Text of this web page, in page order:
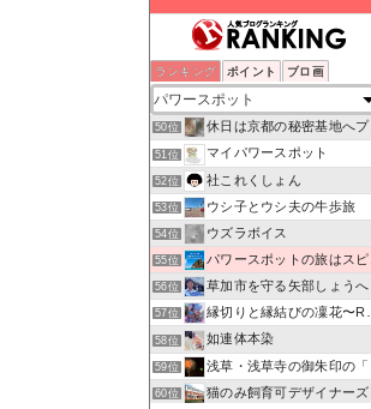
ランキング ポイント ブロ画
48位 Love travel
49位 埼玉、東京の小さな旅写真ー神社、仏閣めぐりメイン
50位 休日は京都の秘密基地へプチ家出クラブ
51位 マイパワースポット
52位 社これくしょん
53位 ウシ子とウシ夫の牛歩旅
54位 ウズラボイス
55位 パワースポットの旅はスピリチュアル！
56位 草加市を守る矢部しょうへいの会のブログ
57位 縁切りと縁結びの凜花〜Reincarnation〜
58位 如連体本染
59位 浅草・浅草寺の御朱印の「種類・値段・待ち時間・混雑状況」お…
60位 猫のみ飼育可デザイナーズ物件 prima-fortuna